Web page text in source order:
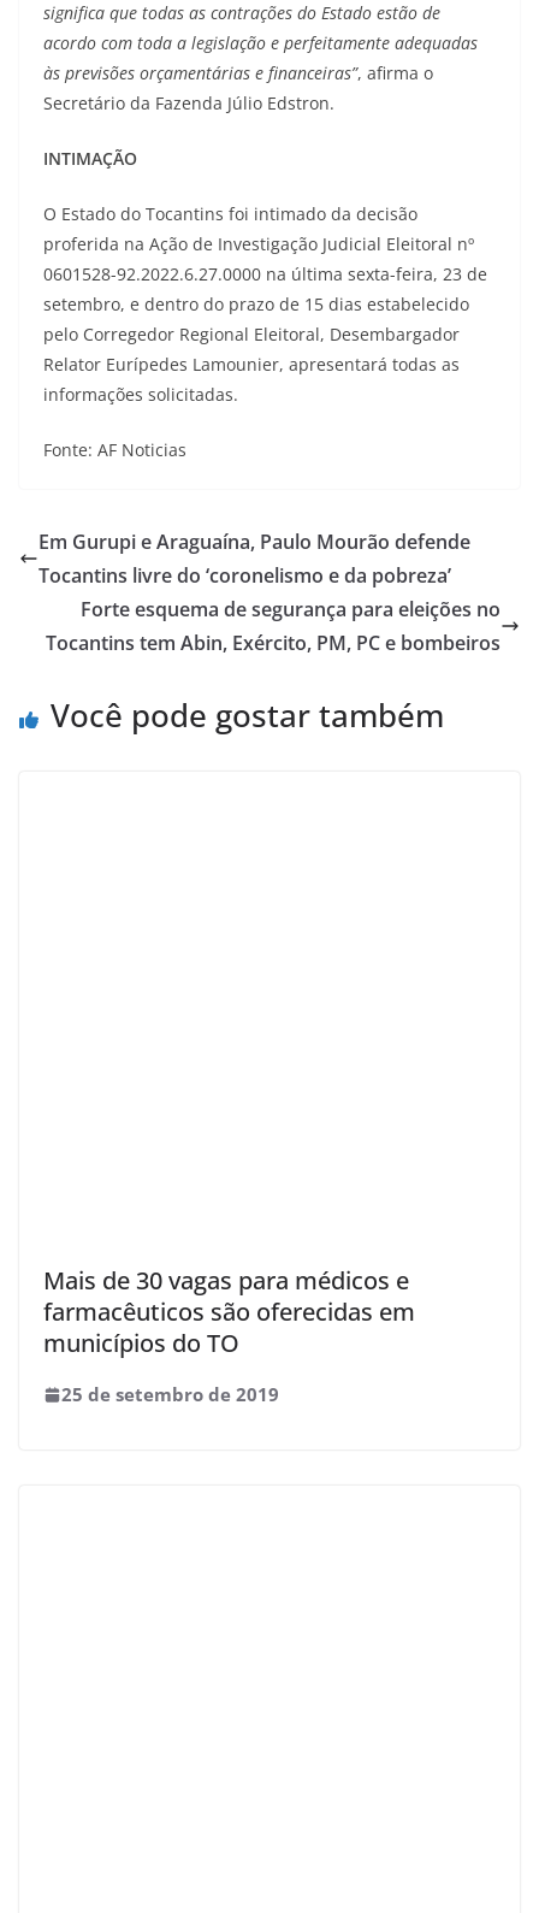
significa que todas as contrações do Estado estão de
acordo com toda a legislação e perfeitamente adequadas
às previsões orçamentárias e financeiras”, afirma o
Secretário da Fazenda Júlio Edstron.
INTIMAÇÃO
O Estado do Tocantins foi intimado da decisão
proferida na Ação de Investigação Judicial Eleitoral nº
0601528-92.2022.6.27.0000 na última sexta-feira, 23 de
setembro, e dentro do prazo de 15 dias estabelecido
pelo Corregedor Regional Eleitoral, Desembargador
Relator Eurípedes Lamounier, apresentará todas as
informações solicitadas.
Fonte: AF Noticias
Em Gurupi e Araguaína, Paulo Mourão defende
Tocantins livre do ‘coronelismo e da pobreza’
Forte esquema de segurança para eleições no
Tocantins tem Abin, Exército, PM, PC e bombeiros
Você pode gostar também
Mais de 30 vagas para médicos e
farmacêuticos são oferecidas em
municípios do TO
25 de setembro de 2019